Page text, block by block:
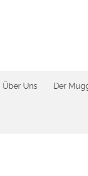
Über Uns Der